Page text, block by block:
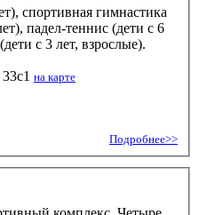
спортивная гимнастика
падел-теннис (дети с 6
с 3 лет, взрослые).
на карте
Подробнее>>